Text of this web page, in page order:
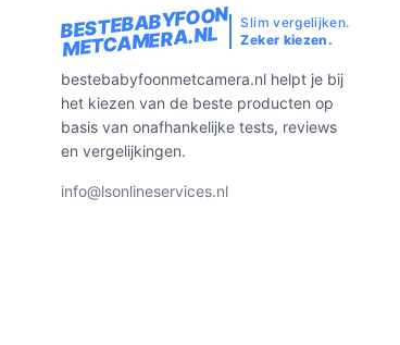
BESTEBABYFOON
METCAMERA.NL
Slim vergelijken.
Zeker kiezen.
bestebabyfoonmetcamera.nl helpt je bij
het kiezen van de beste producten op
basis van onafhankelijke tests, reviews
en vergelijkingen.
info@lsonlineservices.nl